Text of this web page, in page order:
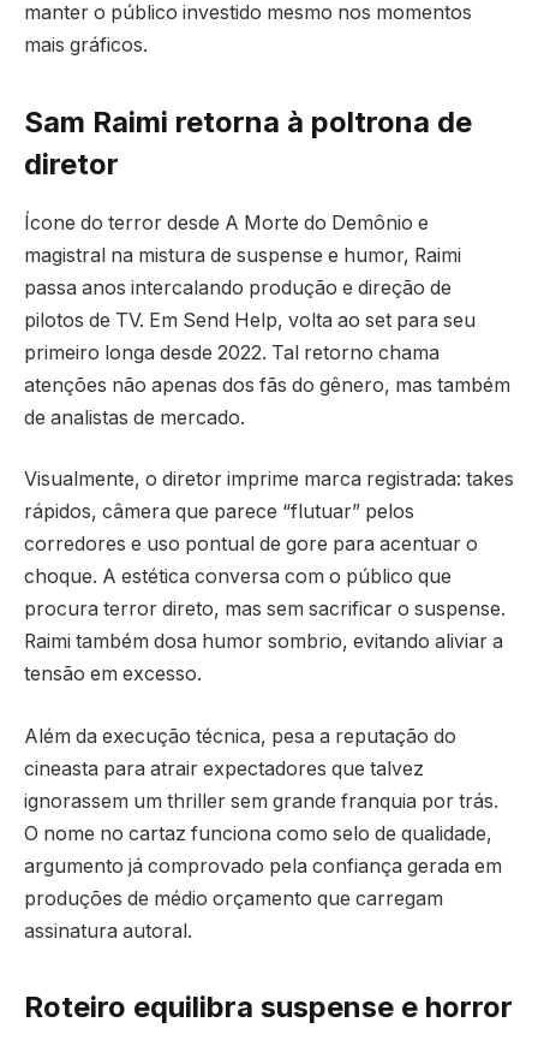
manter o público investido mesmo nos momentos
mais gráficos.
Sam Raimi retorna à poltrona de
diretor
Ícone do terror desde A Morte do Demônio e
magistral na mistura de suspense e humor, Raimi
passa anos intercalando produção e direção de
pilotos de TV. Em Send Help, volta ao set para seu
primeiro longa desde 2022. Tal retorno chama
atenções não apenas dos fãs do gênero, mas também
de analistas de mercado.
Visualmente, o diretor imprime marca registrada: takes
rápidos, câmera que parece “flutuar” pelos
corredores e uso pontual de gore para acentuar o
choque. A estética conversa com o público que
procura terror direto, mas sem sacrificar o suspense.
Raimi também dosa humor sombrio, evitando aliviar a
tensão em excesso.
Além da execução técnica, pesa a reputação do
cineasta para atrair expectadores que talvez
ignorassem um thriller sem grande franquia por trás.
O nome no cartaz funciona como selo de qualidade,
argumento já comprovado pela confiança gerada em
produções de médio orçamento que carregam
assinatura autoral.
Roteiro equilibra suspense e horror